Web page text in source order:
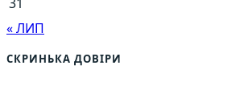
« ЛИП
СКРИНЬКА ДОВІРИ